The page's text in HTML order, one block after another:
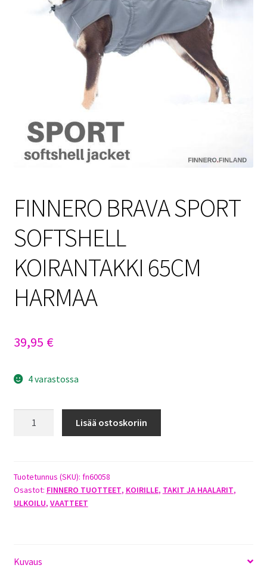
Tietosuojaseloste
FINNERO BRAVA SPORT
SOFTSHELL
KOIRANTAKKI 65CM
HARMAA
39,95 €
4 varastossa
KOIRANTAKKI
65CM
HARMAA
Lisää ostoskoriin
Tuotetunnus (SKU): fn60058
Osastot: FINNERO TUOTTEET, KOIRILLE, TAKIT JA HAALARIT,
ULKOILU, VAATTEET
Kuvaus